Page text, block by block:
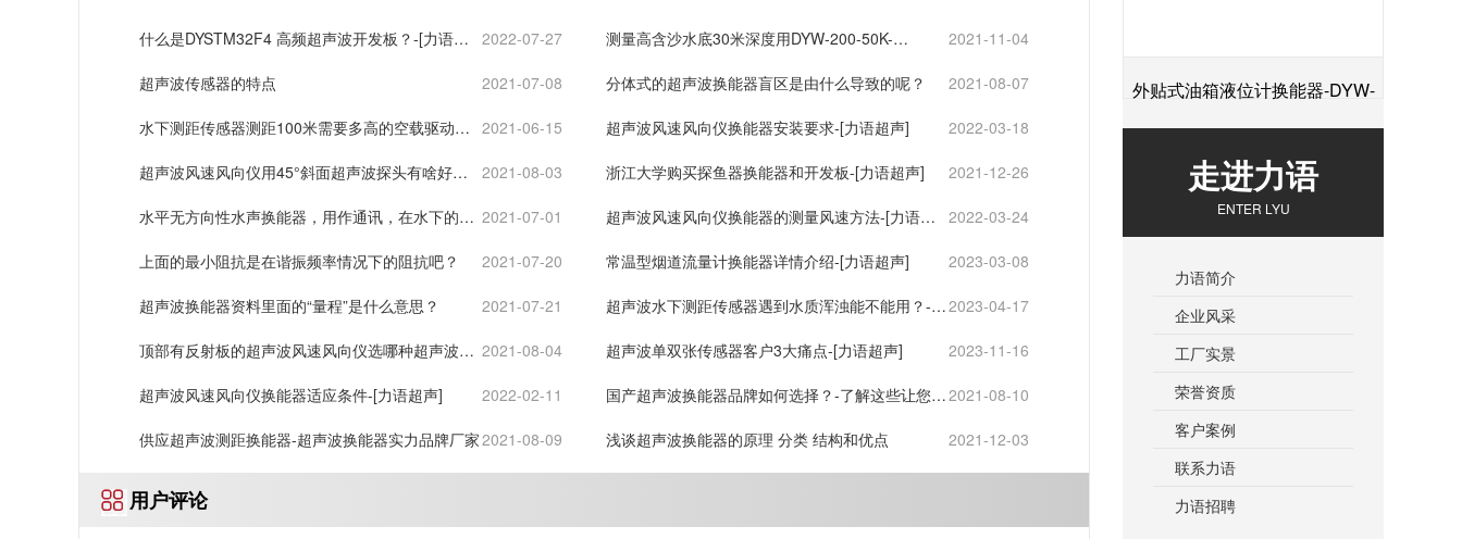
什么是DYSTM32F4 高频超声波开发板？-[力语超
2022-07-27
测量高含沙水底30米深度用DYW-200-50K-
2021-11-04
超声波传感器的特点 2021-07-08 分体式的超声波换能器盲区是由什么导致的呢？ 2021-08-07
水下测距传感器测距100米需要多高的空载驱动电
2021-06-15 超声波风速风向仪换能器安装要求-[力语超声] 2022-03-18
超声波风速风向仪用45°斜面超声波探头有啥好
2021-08-03 浙江大学购买探鱼器换能器和开发板-[力语超声] 2021-12-26
水平无方向性水声换能器，用作通讯，在水下的通 2021-07-01
超声波风速风向仪换能器的测量风速方法-[力语超
2022-03-24
上面的最小阻抗是在谐振频率情况下的阻抗吧？ 2021-07-20 常温型烟道流量计换能器详情介绍-[力语超声] 2023-03-08
超声波换能器资料里面的“量程”是什么意思？ 2021-07-21
超声波水下测距传感器遇到水质浑浊能不能用？-
2023-04-17
顶部有反射板的超声波风速风向仪选哪种超声波换 2021-08-04 超声波单双张传感器客户3大痛点-[力语超声] 2023-11-16
超声波风速风向仪换能器适应条件-[力语超声] 2022-02-11
国产超声波换能器品牌如何选择？-了解这些让您无2021-08-10
供应超声波测距换能器-超声波换能器实力品牌厂家2021-08-09 浅谈超声波换能器的原理 分类 结构和优点 2021-12-03
用户评论
外贴式油箱液位计换能器-DYW-
2M-01F
走进力语
ENTER LYU
力语简介
企业风采
工厂实景
荣誉资质
客户案例
联系力语
力语招聘